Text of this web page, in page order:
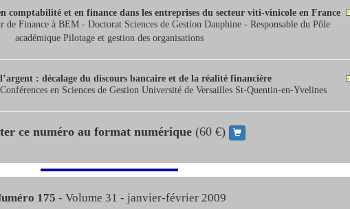
comptabilité et en finance dans les entreprises du secteur viti-vinicole en France
Finance à BEM - Doctorat Sciences de Gestion Dauphine - Responsable du Pôle
académique Pilotage et gestion des organisations
: décalage du discours bancaire et de la réalité financière
en Sciences de Gestion Université de Versailles St-Quentin-en-Yvelines
ce numéro au format numérique (60 €)
175 - Volume 31 - janvier-février 2009